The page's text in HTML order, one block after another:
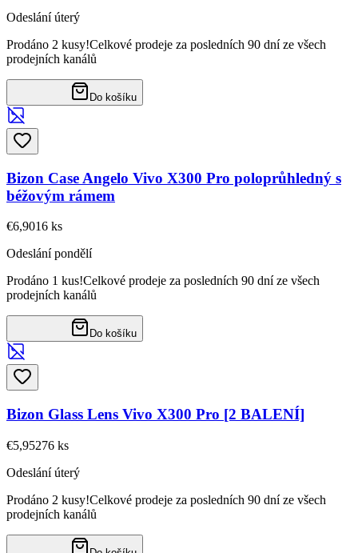
Odeslání úterý
Prodáno 2 kusy!Celkové prodeje za posledních 90 dní ze všech
prodejních kanálů
Do košíku
Bizon Case Angelo Vivo X300 Pro poloprůhledný s
béžovým rámem
€6,9016 ks
Odeslání pondělí
Prodáno 1 kus!Celkové prodeje za posledních 90 dní ze všech
prodejních kanálů
Do košíku
Bizon Glass Lens Vivo X300 Pro [2 BALENÍ]
€5,95276 ks
Odeslání úterý
Prodáno 2 kusy!Celkové prodeje za posledních 90 dní ze všech
prodejních kanálů